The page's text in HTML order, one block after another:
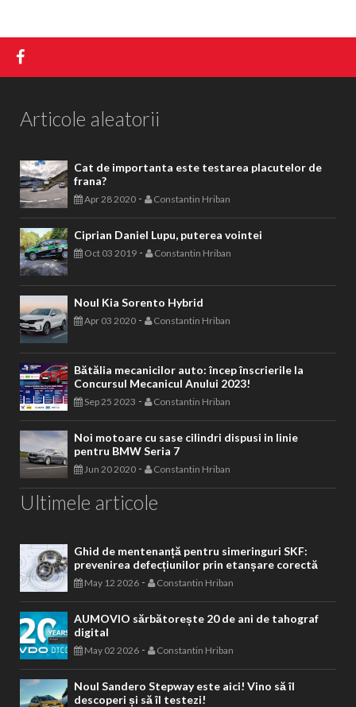
Articole aleatorii
Cat de importanta este testarea placutelor de
frana?
Apr 28 2020 - Constantin Hriban
Ciprian Daniel Lupu, puterea vointei
Oct 03 2019 - Constantin Hriban
Noul Kia Sorento Hybrid
Apr 03 2020 - Constantin Hriban
Bătălia mecanicilor auto: încep înscrierile la
Concursul Mecanicul Anului 2023!
Sep 25 2023 - Constantin Hriban
Noi motoare cu sase cilindri dispusi in linie
pentru BMW Seria 7
Jun 20 2020 - Constantin Hriban
Ultimele articole
Ghid de mentenanță pentru simeringuri SKF:
prevenirea defecțiunilor prin etanșare corectă
May 12 2026 - Constantin Hriban
AUMOVIO sărbătorește 20 de ani de tahograf
digital
May 02 2026 - Constantin Hriban
Noul Sandero Stepway este aici! Vino să îl
descoperi și să îl testezi!